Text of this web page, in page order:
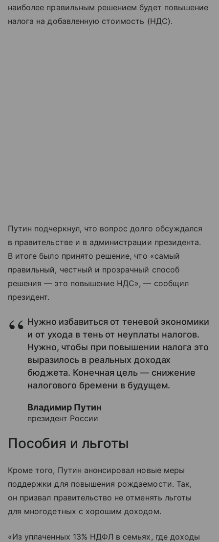
наиболее правильным решением будет повышение
налога на добавленную стоимость (НДС).
Путин подчеркнул, что вопрос долго обсуждался
в правительстве и в администрации президента.
В итоге было принято решение, что «самый
правильный, честный и прозрачный способ
решения — это повышение НДС», — сообщил
президент.
Нужно избавиться от теневой экономики
и от ухода в тень от неуплаты налогов.
Нужно, чтобы при повышении налога это
выразилось в реальных доходах
бюджета. Конечная цель — снижение
налогового бремени в будущем.
Владимир Путин
президент России
Пособия и льготы
Кроме того, Путин анонсировал новые меры
поддержки для повышения рождаемости. Так,
он призвал правительство не отменять льготы
для многодетных с хорошим доходом.
«Из уплаченных 13% НДФЛ в семьях, где доходы